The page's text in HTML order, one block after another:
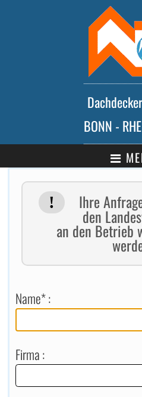
BONN -
Ihre
den
an den Betrieb
Name* :
Firma :